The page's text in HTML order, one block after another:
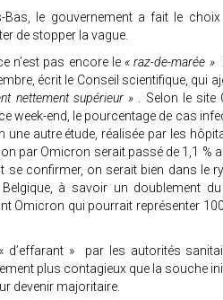
Bas, le gouvernement a fait le
de stopper la vague.
n’est pas encore le « raz-de-marée »
écrit le Conseil scientifique, qui
nettement supérieur »
. Selon le site
week-end, le pourcentage de cas
une autre étude, réalisée par les
par Omicron serait passé de 1,1 %
se confirmer, on serait bien dans le
Belgique, à savoir un doublement
Omicron qui pourrait représenter
d’effarant » par les autorités
plus contagieux que la souche
devenir majoritaire.